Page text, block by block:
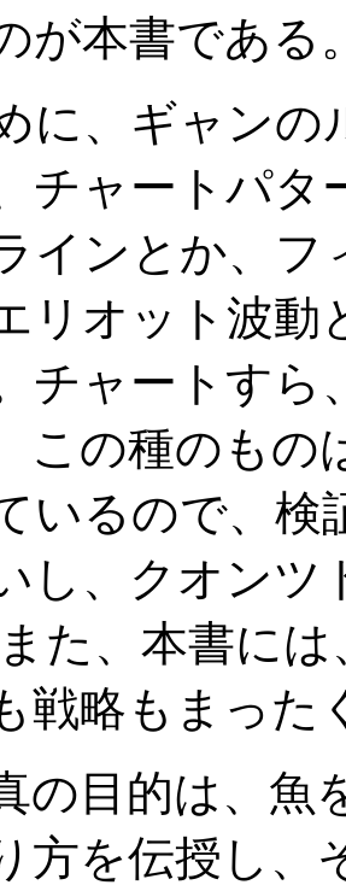
が本書である
に、ギャンの
チャートパ
インとか、
リオット波動
チャートす
この種のもの
いるので、検
し、クオンツ
た、本書に
戦略もまった
の目的は、魚
方を伝授し、